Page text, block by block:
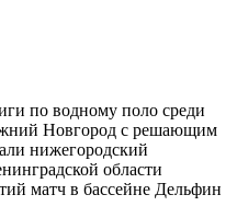
по водному поло среди
Новгород с решающим
нижегородский
области
матч в бассейне Дельфин